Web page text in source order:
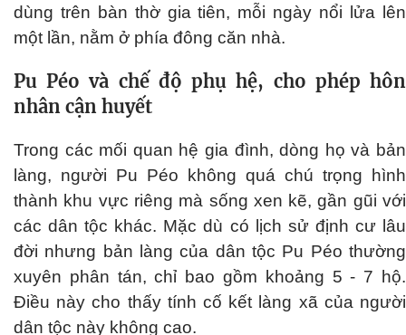
dùng trên bàn thờ gia tiên, mỗi ngày nổi lửa lên
một lần, nằm ở phía đông căn nhà.
Pu Péo và chế độ phụ hệ, cho phép hôn
nhân cận huyết
Trong các mối quan hệ gia đình, dòng họ và bản
làng, người Pu Péo không quá chú trọng hình
thành khu vực riêng mà sống xen kẽ, gần gũi với
các dân tộc khác. Mặc dù có lịch sử định cư lâu
đời nhưng bản làng của dân tộc Pu Péo thường
xuyên phân tán, chỉ bao gồm khoảng 5 - 7 hộ.
Điều này cho thấy tính cố kết làng xã của người
dân tộc này không cao.